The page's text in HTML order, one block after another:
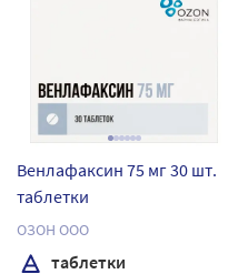
Венлафаксин 75 мг 30 шт.
таблетки
ОЗОН ООО
таблетки